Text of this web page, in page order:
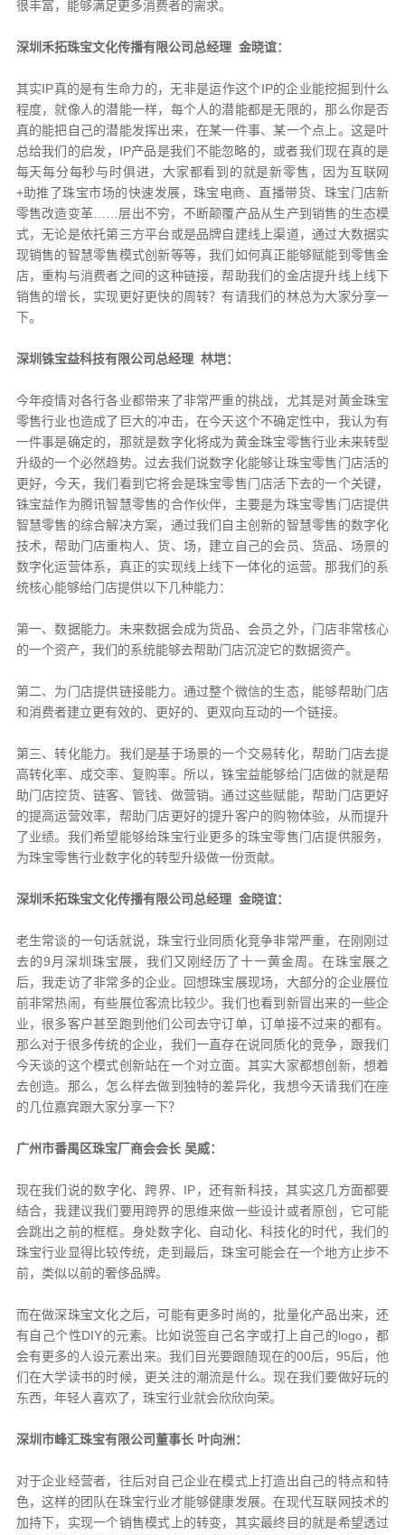
很丰富，能够满足更多消费者的需求。
深圳禾拓珠宝文化传播有限公司总经理 金晓谊：
其实IP真的是有生命力的，无非是运作这个IP的企业能挖掘到什么
程度，就像人的潜能一样，每个人的潜能都是无限的，那么你是否
真的能把自己的潜能发挥出来，在某一件事、某一个点上。这是叶
总给我们的启发，IP产品是我们不能忽略的，或者我们现在真的是
每天每分每秒与时俱进，大家都看到的就是新零售，因为互联网
+助推了珠宝市场的快速发展，珠宝电商、直播带货、珠宝门店新
零售改造变革……层出不穷，不断颠覆产品从生产到销售的生态模
式，无论是依托第三方平台或是品牌自建线上渠道，通过大数据实
现销售的智慧零售模式创新等等，我们如何真正能够赋能到零售金
店，重构与消费者之间的这种链接，帮助我们的金店提升线上线下
销售的增长，实现更好更快的周转？有请我们的林总为大家分享一
下。
深圳铢宝益科技有限公司总经理 林垲：
今年疫情对各行各业都带来了非常严重的挑战，尤其是对黄金珠宝
零售行业也造成了巨大的冲击，在今天这个不确定性中，我认为有
一件事是确定的，那就是数字化将成为黄金珠宝零售行业未来转型
升级的一个必然趋势。过去我们说数字化能够让珠宝零售门店活的
更好，今天，我们看到它将会是珠宝零售门店活下去的一个关键，
铢宝益作为腾讯智慧零售的合作伙伴，主要是为珠宝零售门店提供
智慧零售的综合解决方案，通过我们自主创新的智慧零售的数字化
技术，帮助门店重构人、货、场，建立自己的会员、货品、场景的
数字化运营体系，真正的实现线上线下一体化的运营。那我们的系
统核心能够给门店提供以下几种能力：
第一、数据能力。未来数据会成为货品、会员之外，门店非常核心
的一个资产，我们的系统能够去帮助门店沉淀它的数据资产。
第二、为门店提供链接能力。通过整个微信的生态，能够帮助门店
和消费者建立更有效的、更好的、更双向互动的一个链接。
第三、转化能力。我们是基于场景的一个交易转化，帮助门店去提
高转化率、成交率、复购率。所以，铢宝益能够给门店做的就是帮
助门店控货、链客、管钱、做营销。通过这些赋能，帮助门店更好
的提高运营效率，帮助门店更好的提升客户的购物体验，从而提升
了业绩。我们希望能够给珠宝行业更多的珠宝零售门店提供服务，
为珠宝零售行业数字化的转型升级做一份贡献。
深圳禾拓珠宝文化传播有限公司总经理 金晓谊：
老生常谈的一句话就说，珠宝行业同质化竞争非常严重，在刚刚过
去的9月深圳珠宝展，我们又刚经历了十一黄金周。在珠宝展之
后，我走访了非常多的企业。回想珠宝展现场，大部分的企业展位
前非常热闹，有些展位客流比较少。我们也看到新冒出来的一些企
业，很多客户甚至跑到他们公司去守订单，订单接不过来的都有。
那么对于很多传统的企业，我们一直存在说同质化的竞争，跟我们
今天谈的这个模式创新站在一个对立面。其实大家都想创新，想着
去创造。那么，怎么样去做到独特的差异化，我想今天请我们在座
的几位嘉宾跟大家分享一下？
广州市番禺区珠宝厂商会会长 吴威：
现在我们说的数字化、跨界、IP，还有新科技，其实这几方面都要
结合，我建议我们要用跨界的思维来做一些设计或者原创，它可能
会跳出之前的框框。身处数字化、自动化、科技化的时代，我们的
珠宝行业显得比较传统，走到最后，珠宝可能会在一个地方止步不
前，类似以前的奢侈品牌。
而在做深珠宝文化之后，可能有更多时尚的，批量化产品出来，还
有自己个性DIY的元素。比如说签自己名字或打上自己的logo，都
会有更多的人设元素出来。我们目光要跟随现在的00后，95后，他
们在大学读书的时候，更关注的潮流是什么。现在我们要做好玩的
东西，年轻人喜欢了，珠宝行业就会欣欣向荣。
深圳市峰汇珠宝有限公司董事长 叶向洲：
对于企业经营者，往后对自己企业在模式上打造出自己的特点和特
色，这样的团队在珠宝行业才能够健康发展。在现代互联网技术的
加持下，实现一个销售模式上的转变，其实最终目的就是希望透过